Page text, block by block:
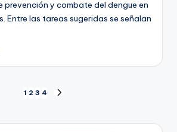
prevención y combate del dengue en
Entre las tareas sugeridas se señalan
1 2 3 4